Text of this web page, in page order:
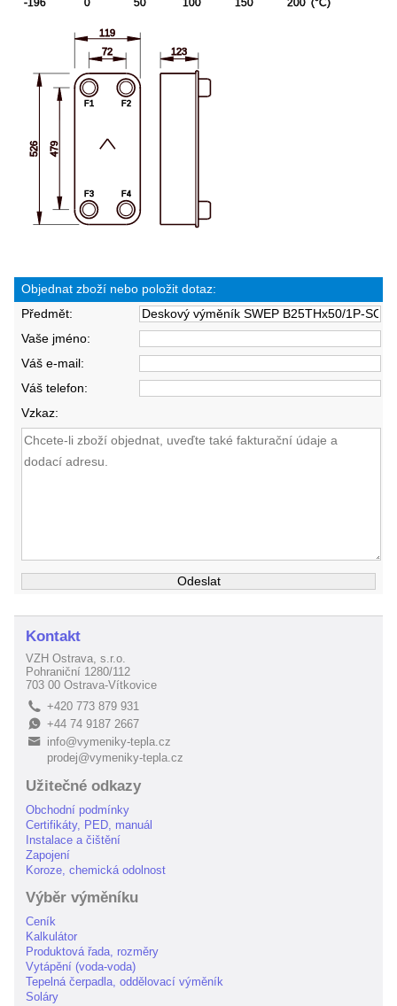
Objednat zboží nebo položit dotaz:
Předmět:
Vaše jméno:
Váš e-mail:
Váš telefon:
Vzkaz:
Kontakt
VZH Ostrava, s.r.o.
Pohraniční 1280/112
703 00 Ostrava-Vítkovice
L +420 773 879 931
E+44 74 9187 2667
B
info@vymeniky-tepla.cz
prodej@vymeniky-tepla.cz
Užitečné odkazy
Obchodní podmínky
Certifikáty, PED, manuál
Instalace a čištění
Zapojení
Koroze, chemická odolnost
Výběr výměníku
Ceník
Kalkulátor
Produktová řada, rozměry
Vytápění (voda-voda)
Tepelná čerpadla, oddělovací výměník
Soláry